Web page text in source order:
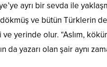
ayrı bir sevda ile
ve bütün Türklerin
yerinde olur. “Aslım,
yazarı olan şair aynı